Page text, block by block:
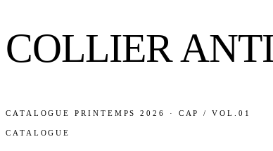
COLLIER
CATALOGUE PRINTEMPS 2026 · CAP / VOL.01
CATALOGUE